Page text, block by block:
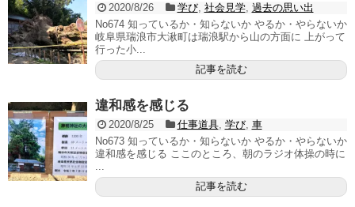
2020/8/26 学び, 社会見学, 過去の思い出
No674 知っているか・知らないか やるか・やらないか
岐阜県瑞浪市大湫町は瑞浪駅から山の方面に 上がって
行った小...
記事を読む
違和感を感じる
2020/8/25 仕事道具, 学び, 車
No673 知っているか・知らないか やるか・やらないか
違和感を感じる ここのところ、朝のラジオ体操の時に
記事を読む